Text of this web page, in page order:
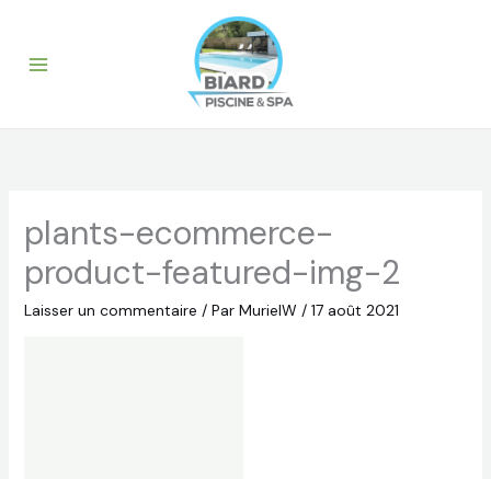
contenu
plants-ecommerce-
product-featured-img-2
Laisser un commentaire / Par MurielW / 17 août 2021